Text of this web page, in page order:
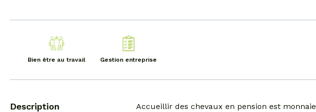
Bien être au travail Gestion entreprise
Description
Accueillir des chevaux en pension est